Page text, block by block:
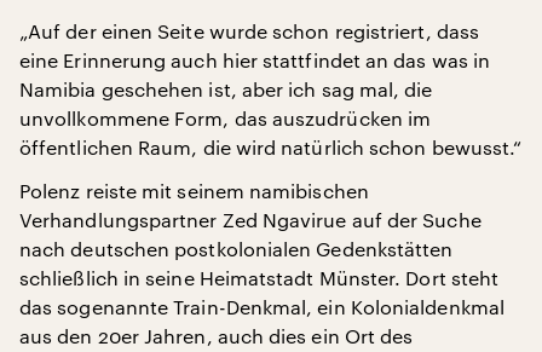
„Auf der einen Seite wurde schon registriert, dass
eine Erinnerung auch hier stattfindet an das was in
Namibia geschehen ist, aber ich sag mal, die
unvollkommene Form, das auszudrücken im
öffentlichen Raum, die wird natürlich schon bewusst.“
Polenz reiste mit seinem namibischen
Verhandlungspartner Zed Ngavirue auf der Suche
nach deutschen postkolonialen Gedenkstätten
schließlich in seine Heimatstadt Münster. Dort steht
das sogenannte Train-Denkmal, ein Kolonialdenkmal
aus den 20er Jahren, auch dies ein Ort des